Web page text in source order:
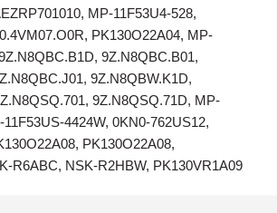
MP-11F53U4-528,
PK130O22A04, MP-
9Z.N8QBC.B01,
9Z.N8QBW.K1D,
9Z.N8QSQ.71D, MP-
4424W, 0KN0-762US12,
PK130O22A08,
R6ABC, NSK-R2HBW, PK130VR1A09